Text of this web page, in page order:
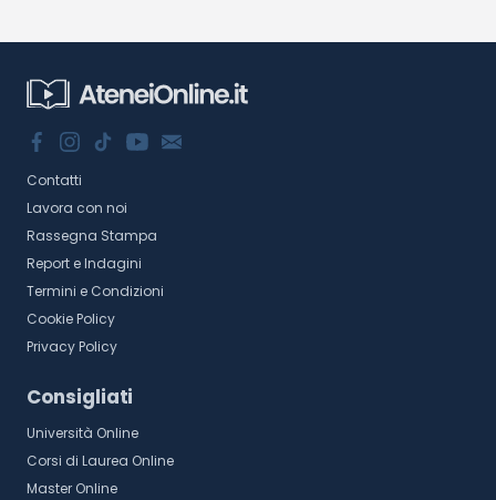
Contatti
Lavora con noi
Rassegna Stampa
Report e Indagini
Termini e Condizioni
Cookie Policy
Privacy Policy
Consigliati
Università Online
Corsi di Laurea Online
Master Online